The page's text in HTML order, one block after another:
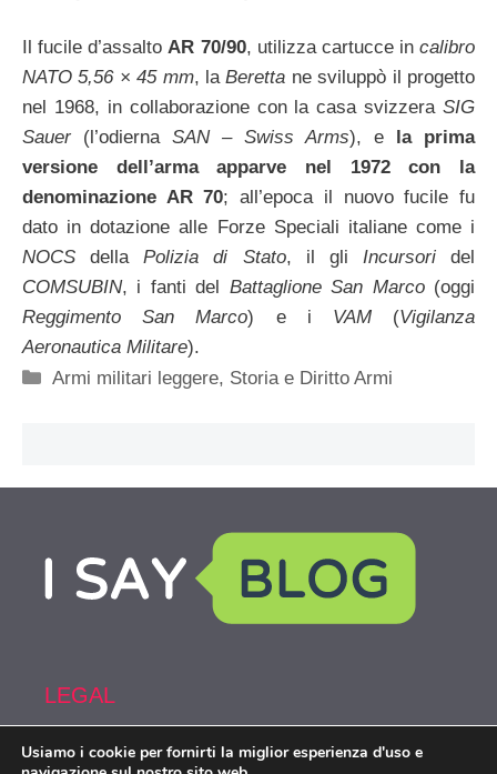
Il fucile d’assaltoAR 70/90, utilizza cartucce in calibro
NATO 5,56 × 45 mm, laBeretta ne sviluppò il progetto
nel 1968, in collaborazione con la casa svizzera SIG
Sauer(l’odierna SAN – Swiss Arms), e
la prima
versione dell’arma apparve nel 1972 con la
denominazione AR 70; all’epoca il nuovo fucile fu
dato in dotazione alle Forze Speciali italiane come i
NOCS dellaPolizia di Stato, il gli Incursoridel
COMSUBIN, i fanti del Battaglione San Marco(oggi
Reggimento San Marco) e i VAM(Vigilanza
Aeronautica Militare).
Categorie
Armi militari leggere, Storia e Diritto Armi
LEGAL
Armi&Spy is part of the network IsayBlog!
Usiamo i cookie per fornirti la miglior esperienza d'uso e